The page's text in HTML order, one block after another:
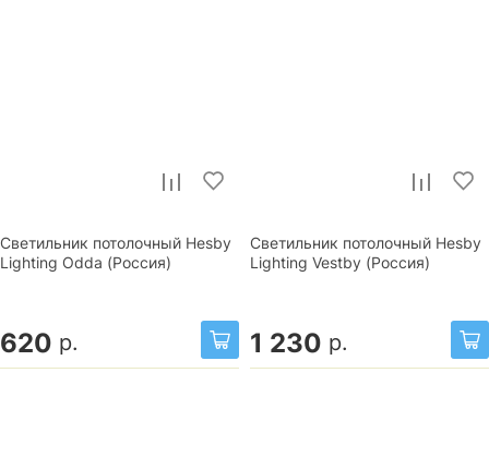
Светильник потолочный Hesby
Lighting Odda (Россия)
620 р.
Светильник потолочный Hesby
Lighting Vestby (Россия)
1 230 р.